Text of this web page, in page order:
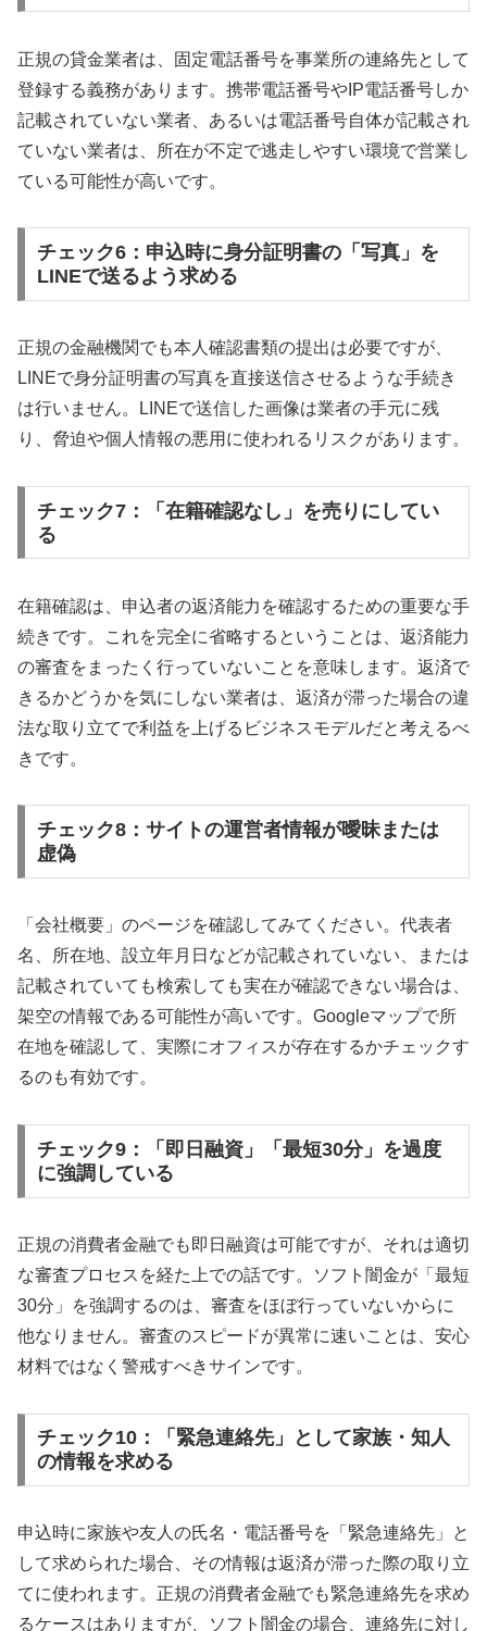
正規の貸金業者は、固定電話番号を事業所の連絡先として
登録する義務があります。携帯電話番号やIP電話番号しか
記載されていない業者、あるいは電話番号自体が記載され
ていない業者は、所在が不定で逃走しやすい環境で営業し
ている可能性が高いです。
チェック6：申込時に身分証明書の「写真」を
LINEで送るよう求める
正規の金融機関でも本人確認書類の提出は必要ですが、
LINEで身分証明書の写真を直接送信させるような手続き
は行いません。LINEで送信した画像は業者の手元に残
り、脅迫や個人情報の悪用に使われるリスクがあります。
チェック7：「在籍確認なし」を売りにしてい
る
在籍確認は、申込者の返済能力を確認するための重要な手
続きです。これを完全に省略するということは、返済能力
の審査をまったく行っていないことを意味します。返済で
きるかどうかを気にしない業者は、返済が滞った場合の違
法な取り立てで利益を上げるビジネスモデルだと考えるべ
きです。
チェック8：サイトの運営者情報が曖昧または
虚偽
「会社概要」のページを確認してみてください。代表者
名、所在地、設立年月日などが記載されていない、または
記載されていても検索しても実在が確認できない場合は、
架空の情報である可能性が高いです。Googleマップで所
在地を確認して、実際にオフィスが存在するかチェックす
るのも有効です。
チェック9：「即日融資」「最短30分」を過度
に強調している
正規の消費者金融でも即日融資は可能ですが、それは適切
な審査プロセスを経た上での話です。ソフト闇金が「最短
30分」を強調するのは、審査をほぼ行っていないからに
他なりません。審査のスピードが異常に速いことは、安心
材料ではなく警戒すべきサインです。
チェック10：「緊急連絡先」として家族・知人
の情報を求める
申込時に家族や友人の氏名・電話番号を「緊急連絡先」と
して求められた場合、その情報は返済が滞った際の取り立
てに使われます。正規の消費者金融でも緊急連絡先を求め
るケースはありますが、ソフト闇金の場合、連絡先に対し